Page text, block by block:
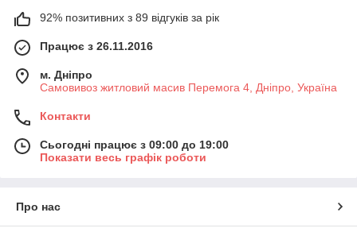
92% позитивних з 89 відгуків за рік
Працює з 26.11.2016
м. Дніпро
Самовивоз житловий масив Перемога 4, Дніпро, Україна
Контакти
Сьогодні працює з 09:00 до 19:00
Показати весь графік роботи
Про нас